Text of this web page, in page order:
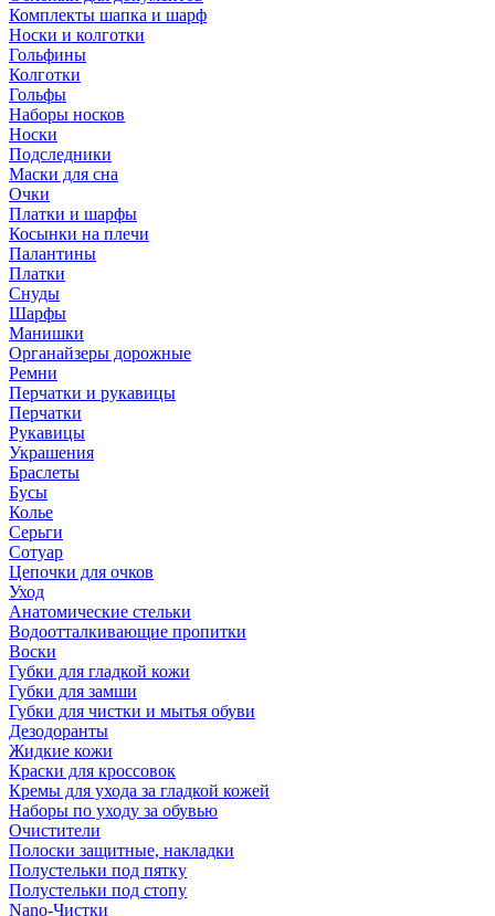
Комплекты шапка и шарф
Носки и колготки
Гольфины
Колготки
Гольфы
Наборы носков
Носки
Подследники
Маски для сна
Очки
Платки и шарфы
Косынки на плечи
Палантины
Платки
Снуды
Шарфы
Манишки
Органайзеры дорожные
Ремни
Перчатки и рукавицы
Перчатки
Рукавицы
Украшения
Браслеты
Бусы
Колье
Серьги
Сотуар
Цепочки для очков
Уход
Анатомические стельки
Водоотталкивающие пропитки
Воски
Губки для гладкой кожи
Губки для замши
Губки для чистки и мытья обуви
Дезодоранты
Жидкие кожи
Краски для кроссовок
Кремы для ухода за гладкой кожей
Наборы по уходу за обувью
Очистители
Полоски защитные, накладки
Полустельки под пятку
Полустельки под стопу
Nano-Чистки